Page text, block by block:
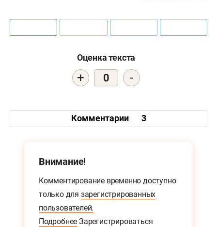
Оценка текста
+ 0 -
Комментарии 3
Внимание!
Комментирование временно доступно
только для зарегистрированных
пользователей.
Подробнее Зарегистрироваться